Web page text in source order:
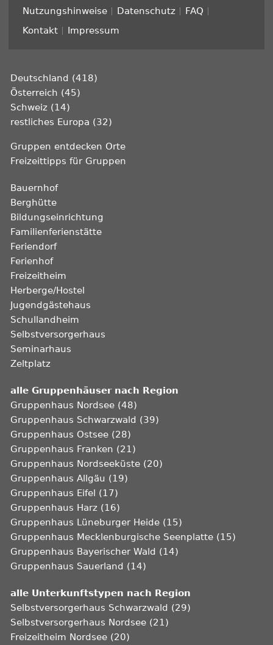
Fußzeile
Nutzungshinweise Datenschutz
FAQ
Kontakt
Impressum
Deutschland (418)
Österreich (45)
Schweiz (14)
restliches Europa (32)
Gruppen entdecken Orte
Freizeittipps für Gruppen
Bauernhof
Berghütte
Bildungseinrichtung
Familienferienstätte
Feriendorf
Ferienhof
Freizeitheim
Herberge/Hostel
Jugendgästehaus
Schullandheim
Selbstversorgerhaus
Seminarhaus
Zeltplatz
alle Gruppenhäuser nach Region
Gruppenhaus Nordsee (48)
Gruppenhaus Schwarzwald (39)
Gruppenhaus Ostsee (28)
Gruppenhaus Franken (21)
Gruppenhaus Nordseeküste (20)
Gruppenhaus Allgäu (19)
Gruppenhaus Eifel (17)
Gruppenhaus Harz (16)
Gruppenhaus Lüneburger Heide (15)
Gruppenhaus Mecklenburgische Seenplatte (15)
Gruppenhaus Bayerischer Wald (14)
Gruppenhaus Sauerland (14)
alle Unterkunftstypen nach Region
Selbstversorgerhaus Schwarzwald (29)
Selbstversorgerhaus Nordsee (21)
Freizeitheim Nordsee (20)